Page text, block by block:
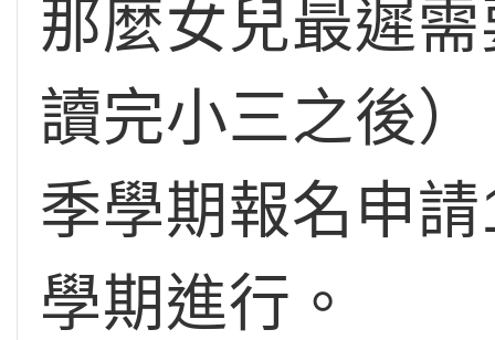
那麼女兒最遲
讀完小三之後
季學期報名申
學期進行。